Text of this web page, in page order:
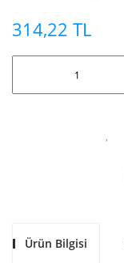
314,22 TL
Ürün Bilgisi